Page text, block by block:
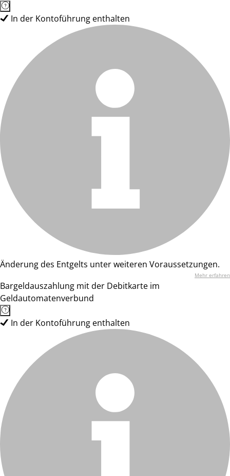
In der Kontoführung enthalten
Änderung des Entgelts unter weiteren Voraussetzungen.
Mehr erfahren
Bargeldauszahlung mit der Debitkarte im
Geldautomatenverbund
In der Kontoführung enthalten